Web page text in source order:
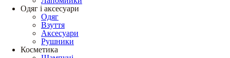
Одяг і аксесуари
Одяг
Взуття
Аксесуари
Рушники
Косметика